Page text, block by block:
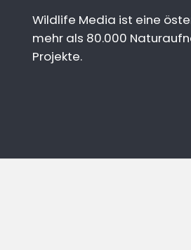
Wildlife Media ist eine
mehr als 80.000
Projekte.